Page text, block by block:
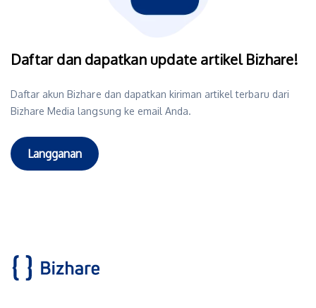
Daftar dan dapatkan update artikel Bizhare!
Daftar akun Bizhare dan dapatkan kiriman artikel terbaru dari
Bizhare Media langsung ke email Anda.
Langganan